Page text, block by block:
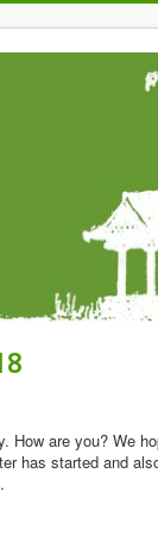
How are you? We
has started and